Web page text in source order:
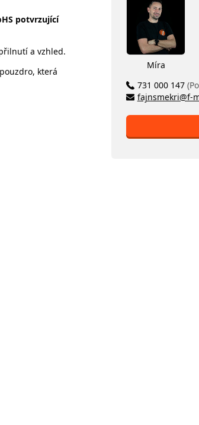
potvrzující
a vzhled.
která
Míra
731 000 147
fajnsmekri@f-